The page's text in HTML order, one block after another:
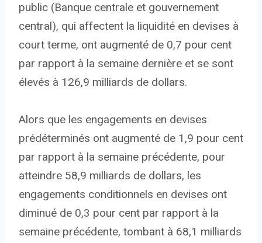
public (Banque centrale et gouvernement
central), qui affectent la liquidité en devises à
court terme, ont augmenté de 0,7 pour cent
par rapport à la semaine dernière et se sont
élevés à 126,9 milliards de dollars.
Alors que les engagements en devises
prédéterminés ont augmenté de 1,9 pour cent
par rapport à la semaine précédente, pour
atteindre 58,9 milliards de dollars, les
engagements conditionnels en devises ont
diminué de 0,3 pour cent par rapport à la
semaine précédente, tombant à 68,1 milliards